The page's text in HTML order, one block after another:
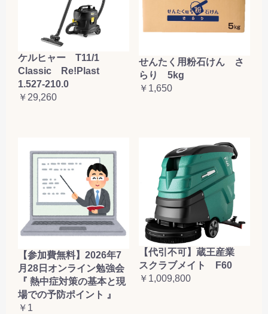
ケルヒャー T11/1
Classic Re!Plast
1.527-210.0
￥29,260
せんたく用粉石けん さ
らり 5kg
￥1,650
【参加費無料】2026年7
月28日オンライン勉強会
『 熱中症対策の基本と現
場での予防ポイント 』
￥1
【代引不可】蔵王産業
スクラブメイト F60
￥1,009,800